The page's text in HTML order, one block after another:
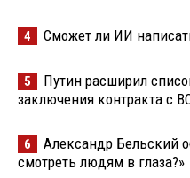
4 Сможет ли ИИ
5
Путин расширил
заключения контракта с
6
Александр Бельский
смотреть людям в глаза?»